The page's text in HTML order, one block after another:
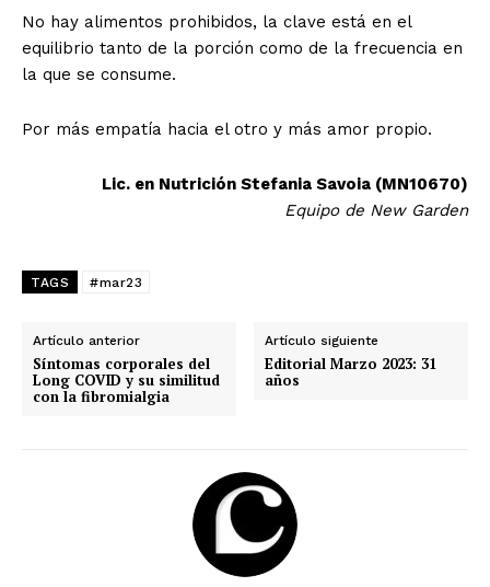
No hay alimentos prohibidos, la clave está en el
equilibrio tanto de la porción como de la frecuencia en
la que se consume.
Por más empatía hacia el otro y más amor propio.
Lic. en Nutrición Stefania Savoia (MN10670)
Equipo de New Garden
TAGS #mar23
Artículo anterior
Síntomas corporales del
Long COVID y su similitud
con la fibromialgia
Artículo siguiente
Editorial Marzo 2023: 31
años